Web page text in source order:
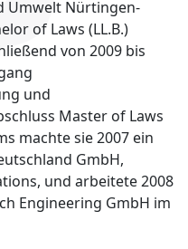
Umwelt Nürtingen-
of Laws (LL.B.)
von 2009 bis
und
Master of Laws
machte sie 2007 ein
GmbH,
und arbeitete 2008
Engineering GmbH im